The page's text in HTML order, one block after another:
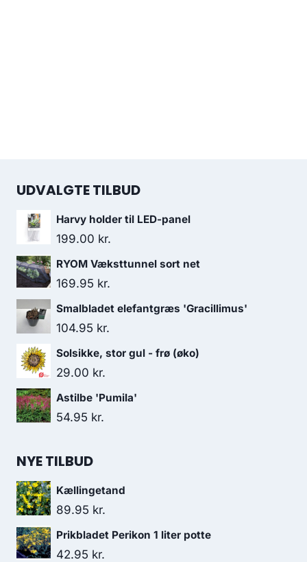
UDVALGTE TILBUD
Harvy holder til LED-panel
199.00 kr.
RYOM Væksttunnel sort net
169.95 kr.
Smalbladet elefantgræs 'Gracillimus'
104.95 kr.
Solsikke, stor gul - frø (øko)
29.00 kr.
Astilbe 'Pumila'
54.95 kr.
NYE TILBUD
Kællingetand
89.95 kr.
Prikbladet Perikon 1 liter potte
42.95 kr.